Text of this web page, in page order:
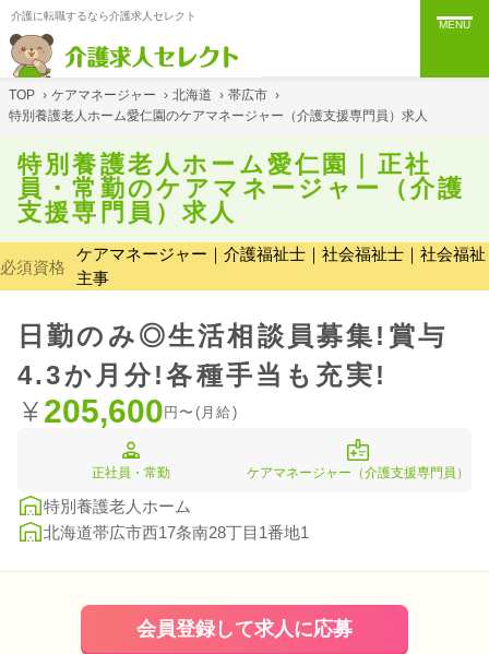
介護に転職するなら介護求人セレクト
MENU
TOP › ケアマネージャー › 北海道 › 帯広市 ›
特別養護老人ホーム愛仁園のケアマネージャー（介護支援専門員）求人
特別養護老人ホーム愛仁園｜正社
員・常勤のケアマネージャー（介護
支援専門員）求人
必須資格
ケアマネージャー｜介護福祉士｜社会福祉士｜社会福祉
主事
日勤のみ◎生活相談員募集!賞与
4.3か月分!各種手当も充実!
205,600円〜(月給)
正社員・常勤 ケアマネージャー（介護支援専門員）
特別養護老人ホーム
北海道帯広市西17条南28丁目1番地1
会員登録して求人に応募